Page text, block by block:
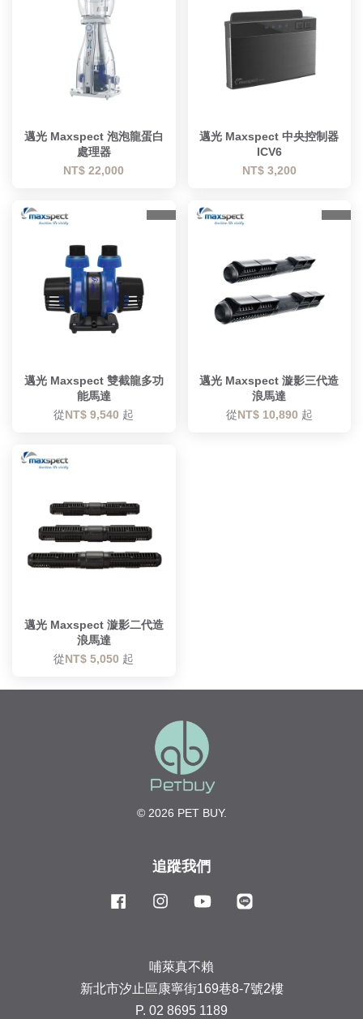
邁光 Maxspect 泡泡龍蛋白
處理器
NT$ 22,000
邁光 Maxspect 中央控制器
ICV6
NT$ 3,200
邁光 Maxspect 雙截龍多功
能馬達
從NT$ 9,540 起
邁光 Maxspect 漩影三代造
浪馬達
從NT$ 10,890 起
邁光 Maxspect 漩影二代造
浪馬達
從NT$ 5,050 起
© 2026 PET BUY.
追蹤我們
Facebook Instagram YouTube
哺萊真不賴
新北市汐止區康寧街169巷8-7號2樓
P. 02 8695 1189